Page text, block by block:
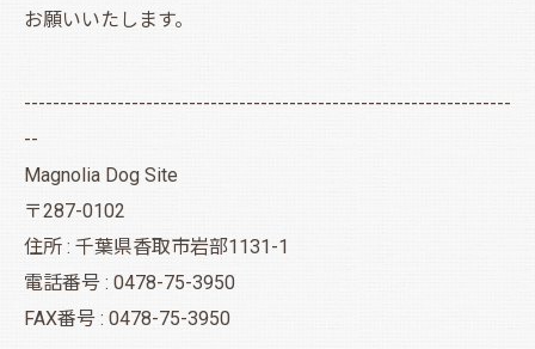
お願いいたします。
--------------------------------------------------------------------
--
Magnolia Dog Site
〒287-0102
住所 : 千葉県香取市岩部1131-1
電話番号 : 0478-75-3950
FAX番号 : 0478-75-3950